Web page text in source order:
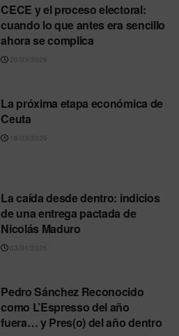
CECE y el proceso electoral:
cuando lo que antes era sencillo
ahora se complica
20/03/2026
La próxima etapa económica de
Ceuta
18/03/2026
La caída desde dentro: indicios
de una entrega pactada de
Nicolás Maduro
03/01/2026
Pedro Sánchez Reconocido
como L’Espresso del año
fuera… y Pres(o) del año dentro